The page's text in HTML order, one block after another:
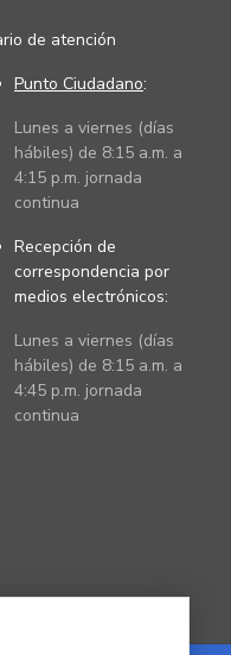
de atención
Punto Ciudadano:
Lunes a viernes (días
hábiles) de 8:15 a.m. a
4:15 p.m. jornada
continua
Recepción de
correspondencia por
medios electrónicos:
Lunes a viernes (días
hábiles) de 8:15 a.m. a
4:45 p.m. jornada
continua